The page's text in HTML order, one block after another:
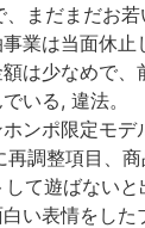
まだまだお
業は当面休
は少なめで
いる, 違法
ンポ限定モ
調整項目、
て遊ばない
い表情をし